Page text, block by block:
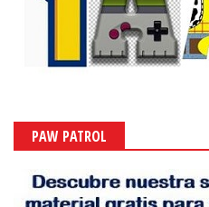
PAW PATROL